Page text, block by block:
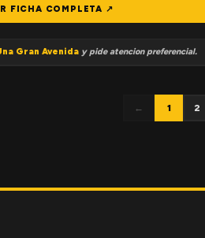
FICHA COMPLETA ↗
Gran Avenida y pide atencion preferencial.
← 1 2